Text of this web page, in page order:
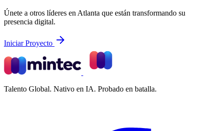
Únete a otros líderes en Atlanta que están transformando su
presencia digital.
Iniciar Proyecto
Talento Global. Nativo en IA. Probado en batalla.